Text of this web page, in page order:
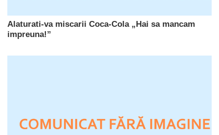
Alaturati-va miscarii Coca-Cola „Hai sa mancam
impreuna!”